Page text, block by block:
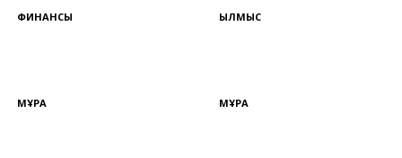
ФИНАНСЫ ҚЫЛМЫС
МҰРА МҰРА